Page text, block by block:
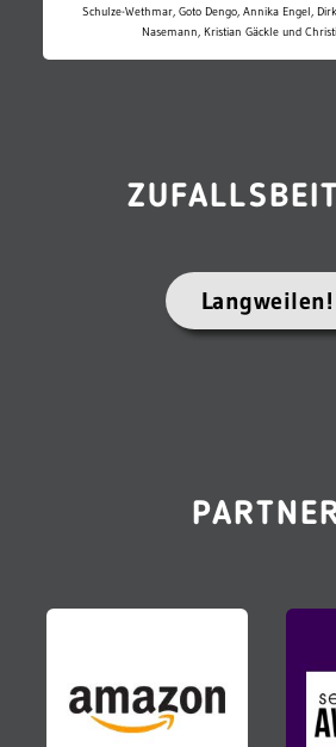
Schulze-Wethmar, Goto Dengo, Annika Engel,
Nasemann, Kristian Gäckle und
Langweilen!